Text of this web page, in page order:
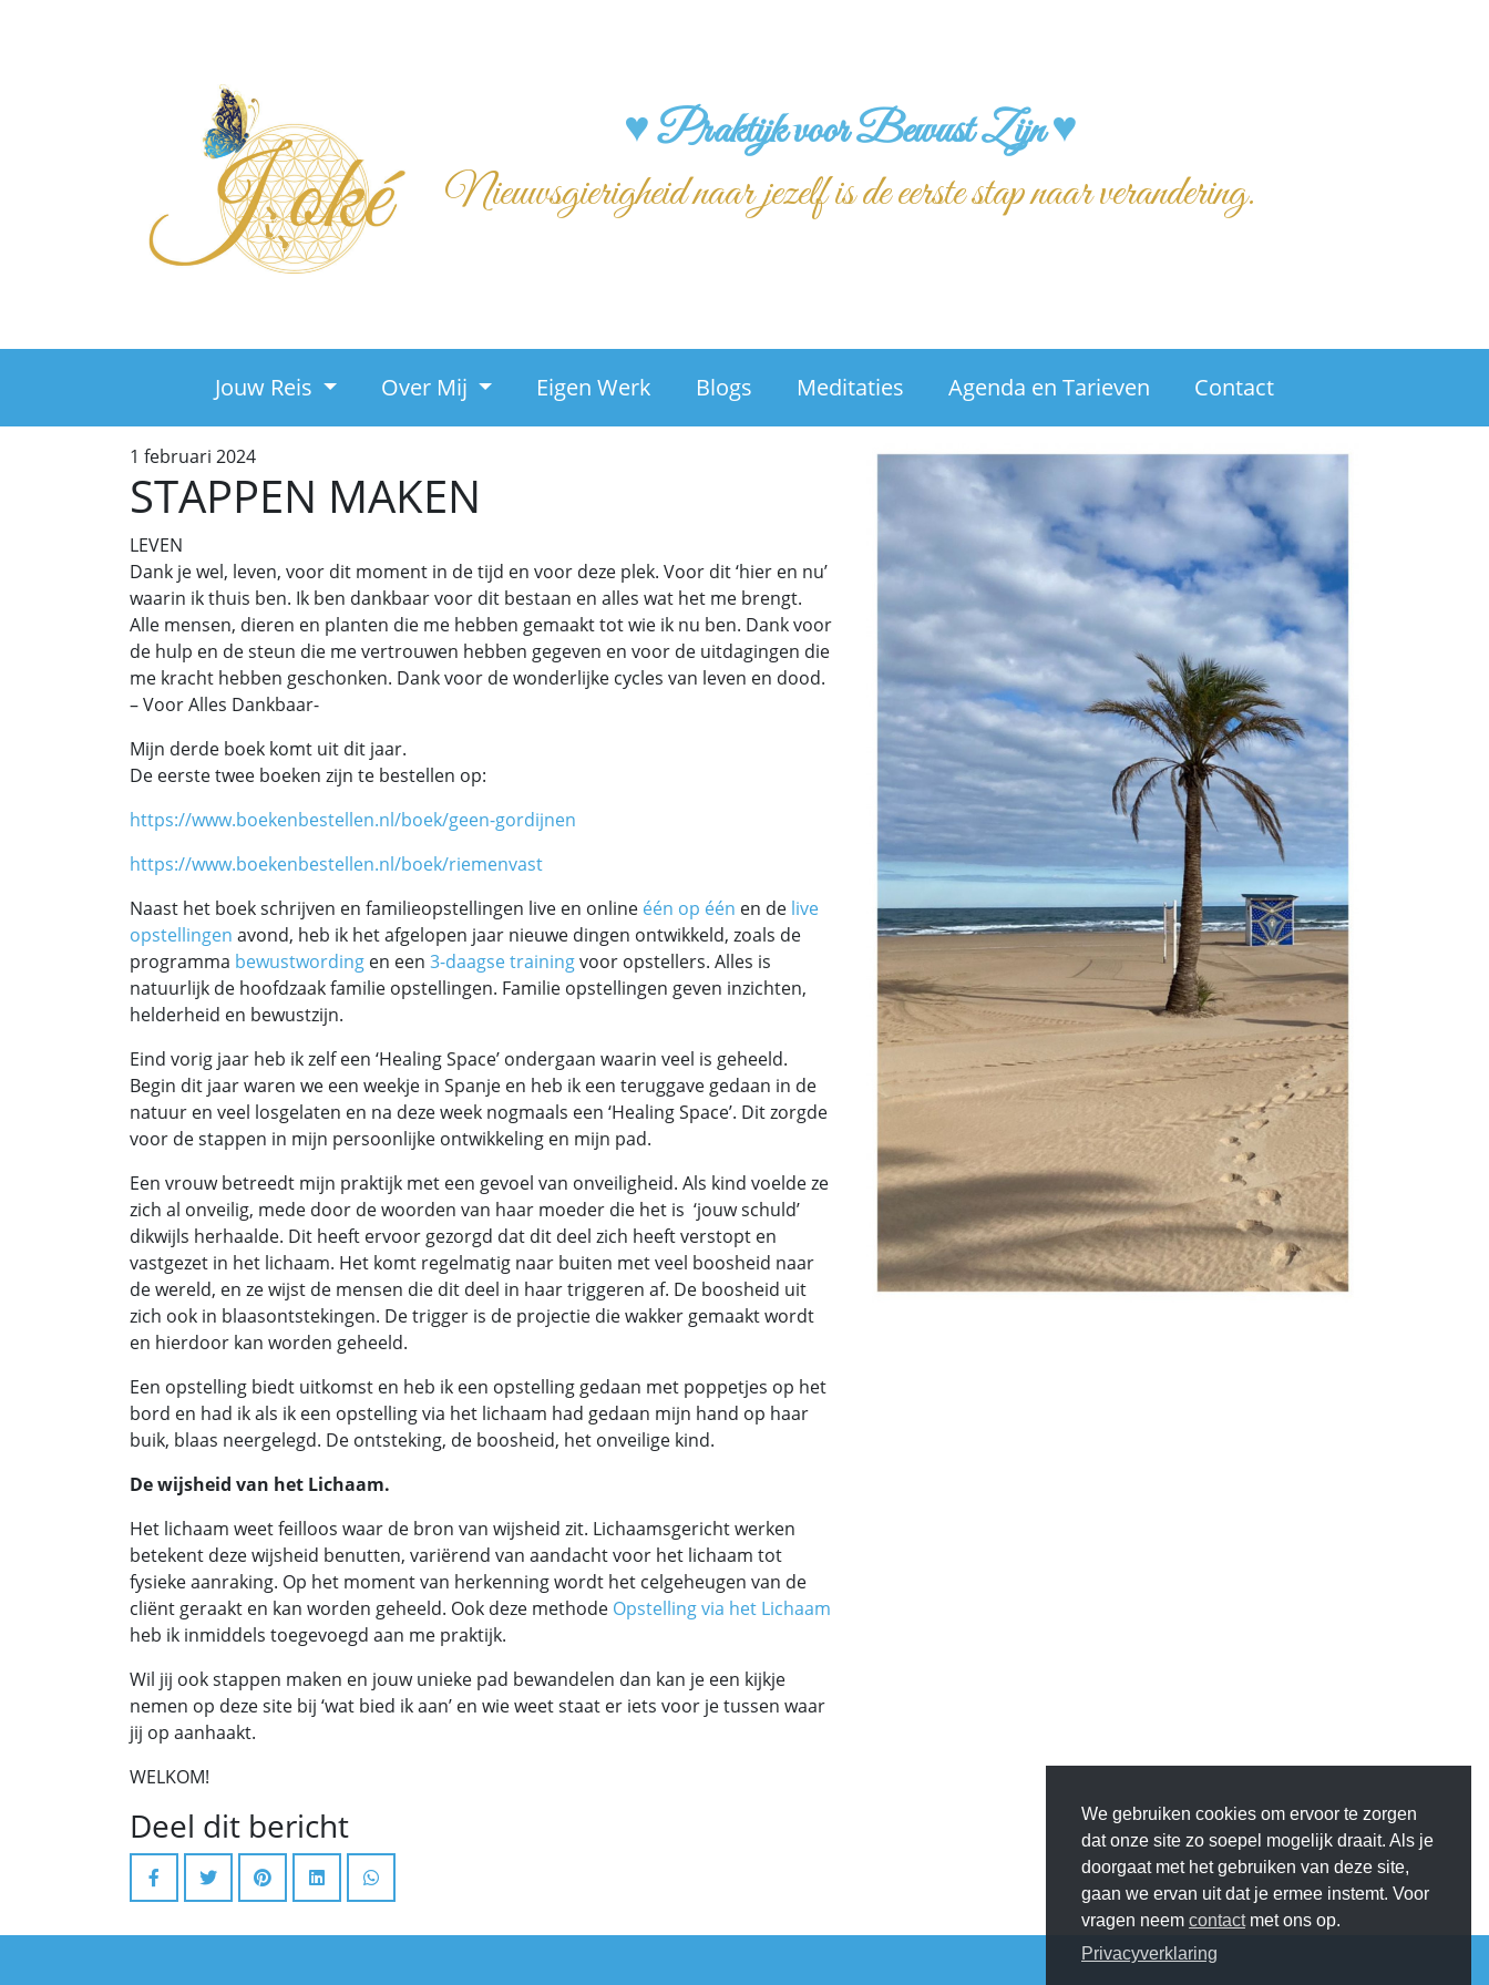
♥ Praktijk voor Bewust Zijn ♥
Nieuwsgierigheid naar jezelf is de eerste stap naar verandering.
Jouw Reis Over Mij Eigen Werk Blogs Meditaties Agenda en Tarieven Contact
1 februari 2024
STAPPEN MAKEN
LEVEN
Dank je wel, leven, voor dit moment in de tijd en voor deze plek. Voor dit ‘hier en nu’
waarin ik thuis ben. Ik ben dankbaar voor dit bestaan en alles wat het me brengt.
Alle mensen, dieren en planten die me hebben gemaakt tot wie ik nu ben. Dank voor
de hulp en de steun die me vertrouwen hebben gegeven en voor de uitdagingen die
me kracht hebben geschonken. Dank voor de wonderlijke cycles van leven en dood.
– Voor Alles Dankbaar-
Mijn derde boek komt uit dit jaar.
De eerste twee boeken zijn te bestellen op:
https://www.boekenbestellen.nl/boek/geen-gordijnen
https://www.boekenbestellen.nl/boek/riemenvast
Naast het boek schrijven en familieopstellingen live en online één op één en de live
opstellingen avond, heb ik het afgelopen jaar nieuwe dingen ontwikkeld, zoals de
programma bewustwording en een 3-daagse trainingvoor opstellers. Alles is
natuurlijk de hoofdzaak familie opstellingen. Familie opstellingen geven inzichten,
helderheid en bewustzijn.
Eind vorig jaar heb ik zelf een ‘Healing Space’ ondergaan waarin veel is geheeld.
Begin dit jaar waren we een weekje in Spanje en heb ik een teruggave gedaan in de
natuur en veel losgelaten en na deze week nogmaals een ‘Healing Space’. Dit zorgde
voor de stappen in mijn persoonlijke ontwikkeling en mijn pad.
Een vrouw betreedt mijn praktijk met een gevoel van onveiligheid. Als kind voelde ze
zich al onveilig, mede door de woorden van haar moeder die het is ‘jouw schuld’
dikwijls herhaalde. Dit heeft ervoor gezorgd dat dit deel zich heeft verstopt en
vastgezet in het lichaam. Het komt regelmatig naar buiten met veel boosheid naar
de wereld, en ze wijst de mensen die dit deel in haar triggeren af. De boosheid uit
zich ook in blaasontstekingen. De trigger is de projectie die wakker gemaakt wordt
en hierdoor kan worden geheeld.
Een opstelling biedt uitkomst en heb ik een opstelling gedaan met poppetjes op het
bord en had ik als ik een opstelling via het lichaam had gedaan mijn hand op haar
buik, blaas neergelegd. De ontsteking, de boosheid, het onveilige kind.
De wijsheid van het Lichaam.
Het lichaam weet feilloos waar de bron van wijsheid zit. Lichaamsgericht werken
betekent deze wijsheid benutten, variërend van aandacht voor het lichaam tot
fysieke aanraking. Op het moment van herkenning wordt het celgeheugen van de
cliënt geraakt en kan worden geheeld. Ook deze methode Opstelling via het Lichaam
heb ik inmiddels toegevoegd aan me praktijk.
Wil jij ook stappen maken en jouw unieke pad bewandelen dan kan je een kijkje
nemen op deze site bij ‘wat bied ik aan’ en wie weet staat er iets voor je tussen waar
jij op aanhaakt.
WELKOM!
Deel dit bericht
We gebruiken cookies om ervoor te zorgen
dat onze site zo soepel mogelijk draait. Als je
doorgaat met het gebruiken van deze site,
gaan we ervan uit dat je ermee instemt. Voor
vragen neem contactmet ons op.
Privacyverklaring